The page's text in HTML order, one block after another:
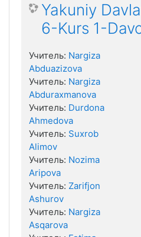
Yakuniy
6-Kurs 1-
Учитель: Nargiza
Abduazizova
Учитель: Nargiza
Abduraxmanova
Учитель: Durdona
Ahmedova
Учитель: Suxrob
Alimov
Учитель: Nozima
Aripova
Учитель: Zarifjon
Ashurov
Учитель: Nargiza
Asqarova